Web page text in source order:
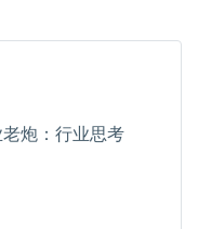
炮：行业思考